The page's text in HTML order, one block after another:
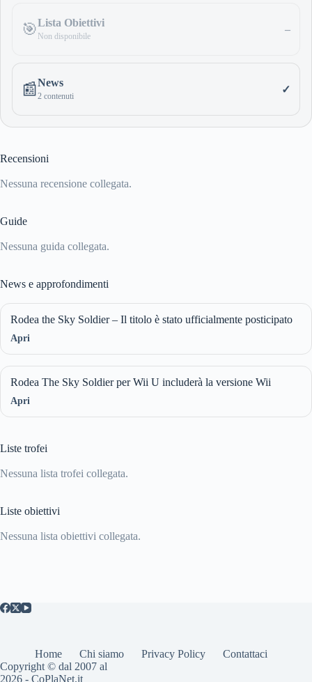
🎯Lista Obiettivi
Non disponibile
–
📰News
2 contenuti
✓
Recensioni
Nessuna recensione collegata.
Guide
Nessuna guida collegata.
News e approfondimenti
Rodea the Sky Soldier – Il titolo è stato ufficialmente posticipato
Apri
Rodea The Sky Soldier per Wii U includerà la versione Wii
Apri
Liste trofei
Nessuna lista trofei collegata.
Liste obiettivi
Nessuna lista obiettivi collegata.
Home Chi siamo Privacy Policy
Contattaci
Copyright © dal 2007 al
2026 - CoPlaNet.it